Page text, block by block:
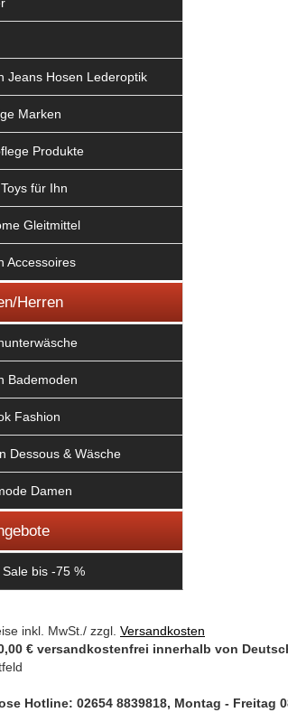
Jeans Hosen Lederoptik
Marken
Produkte
für Ihn
Gleitmittel
Accessoires
Herren
Bademoden
Fashion
Dessous & Wäsche
Damen
bis -75 %
inkl. MwSt./ zzgl. Versandkosten
€ versandkostenfrei innerhalb von
Hotline: 02654 8839818, Montag - Freitag